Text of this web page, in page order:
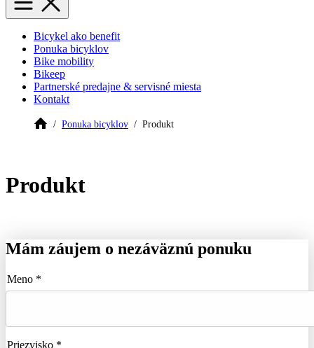
Bicykel ako benefit
Ponuka bicyklov
Bike mobility
Bikeep
Partnerské predajne & servisné miesta
Kontakt
Ponuka bicyklov Produkt
Produkt
Mám záujem o nezáväznú ponuku
Meno *
Priezvisko *